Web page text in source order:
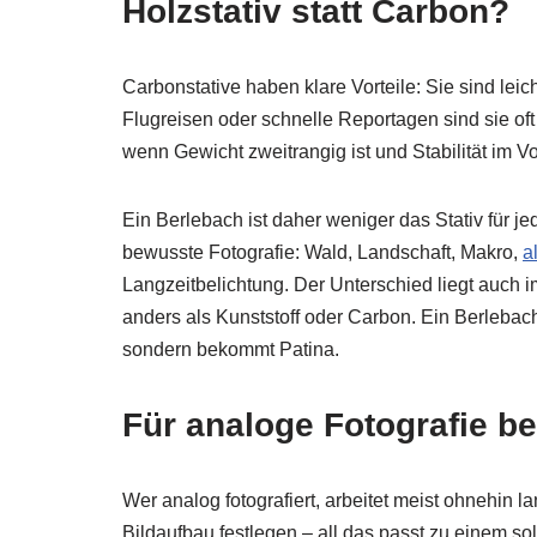
Holzstativ statt Carbon?
Carbonstative haben klare Vorteile: Sie sind
Flugreisen oder schnelle Reportagen sind sie
wenn Gewicht zweitrangig ist und Stabilität im
Ein Berlebach ist daher weniger das Stativ für
bewusste Fotografie: Wald, Landschaft, Makro,
Langzeitbelichtung. Der Unterschied liegt auch
anders als Kunststoff oder Carbon. Ein
sondern bekommt Patina.
Für analoge Fotografie
Wer analog fotografiert, arbeitet meist ohnehin
Bildaufbau festlegen – all das passt zu einem